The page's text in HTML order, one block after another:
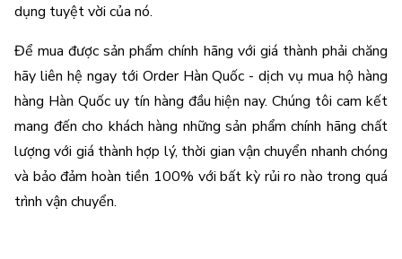
dụng tuyệt vời của nó.
Để mua được sản phẩm chính hãng với giá thành phải chăng
hãy liên hệ ngay tới Order Hàn Quốc - dịch vụ mua hộ hàng
hàng Hàn Quốc uy tín hàng đầu hiện nay. Chúng tôi cam kết
mang đến cho khách hàng những sản phẩm chính hãng chất
lượng với giá thành hợp lý, thời gian vận chuyển nhanh chóng
và bảo đảm hoàn tiền 100% với bất kỳ rủi ro nào trong quá
trình vận chuyển.